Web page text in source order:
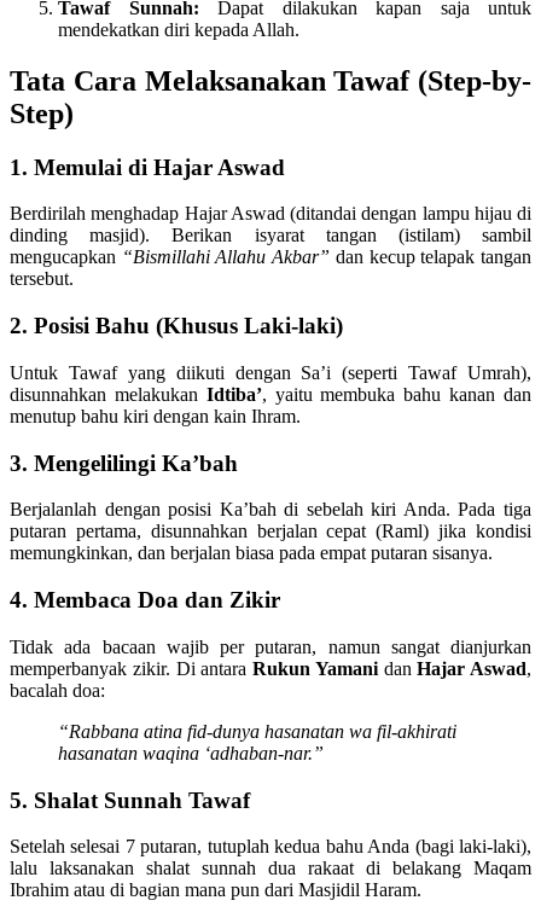
Tawaf Sunnah: Dapat dilakukan kapan saja untuk
mendekatkan diri kepada Allah.
Tata Cara Melaksanakan Tawaf (Step-by-
Step)
1. Memulai di Hajar Aswad
Berdirilah menghadap Hajar Aswad (ditandai dengan lampu hijau di
dinding masjid). Berikan isyarat tangan (istilam) sambil
mengucapkan “Bismillahi Allahu Akbar” dan kecup telapak tangan
tersebut.
2. Posisi Bahu (Khusus Laki-laki)
Untuk Tawaf yang diikuti dengan Sa’i (seperti Tawaf Umrah),
disunnahkan melakukan Idtiba’, yaitu membuka bahu kanan dan
menutup bahu kiri dengan kain Ihram.
3. Mengelilingi Ka’bah
Berjalanlah dengan posisi Ka’bah di sebelah kiri Anda. Pada tiga
putaran pertama, disunnahkan berjalan cepat (Raml) jika kondisi
memungkinkan, dan berjalan biasa pada empat putaran sisanya.
4. Membaca Doa dan Zikir
Tidak ada bacaan wajib per putaran, namun sangat dianjurkan
memperbanyak zikir. Di antara Rukun YamanidanHajar Aswad,
bacalah doa:
“Rabbana atina fid-dunya hasanatan wa fil-akhirati
hasanatan waqina ‘adhaban-nar.”
5. Shalat Sunnah Tawaf
Setelah selesai 7 putaran, tutuplah kedua bahu Anda (bagi laki-laki),
lalu laksanakan shalat sunnah dua rakaat di belakang Maqam
Ibrahim atau di bagian mana pun dari Masjidil Haram.